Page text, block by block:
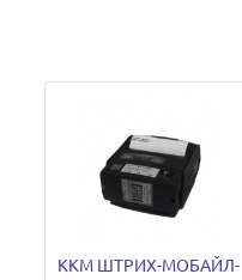
ККМ ШТРИХ-МОБАЙЛ-